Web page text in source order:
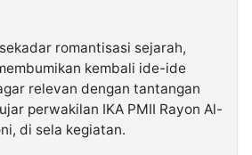
romantisasi sejarah,
kembali ide-ide
relevan dengan tantangan
perwakilan IKA PMII Rayon Al-
di sela kegiatan.